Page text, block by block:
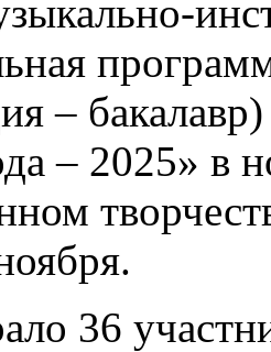
–
– 2025»
36